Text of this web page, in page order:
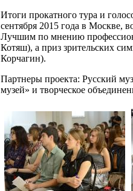
Итоги прокатного тура и
сентября 2015 года в Москве,
Лучшим по мнению
Котяш), а приз зрительских
Корчагин).
Партнеры проекта: Русский
музей» и творческое